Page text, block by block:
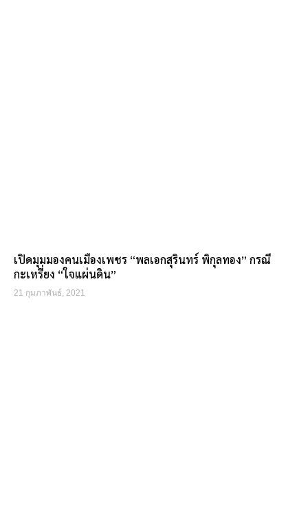
เปิดมุมมองคนเมืองเพชร “พลเอกสุรินทร์ พิกุลทอง” กรณี
กะเหรี่ยง “ใจแผ่นดิน”
21 กุมภาพันธ์, 2021